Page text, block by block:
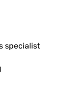
specialist